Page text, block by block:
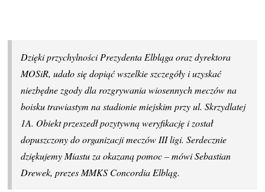
Dzięki przychylności Prezydenta Elbląga oraz dyrektora
MOSiR, udało się dopiąć wszelkie szczegóły i uzyskać
niezbędne zgody dla rozgrywania wiosennych meczów na
boisku trawiastym na stadionie miejskim przy ul. Skrzydlatej
1A. Obiekt przeszedł pozytywną weryfikację i został
dopuszczony do organizacji meczów III ligi. Serdecznie
dziękujemy Miastu za okazaną pomoc – mówi Sebastian
Drewek, prezes MMKS Concordia Elbląg.